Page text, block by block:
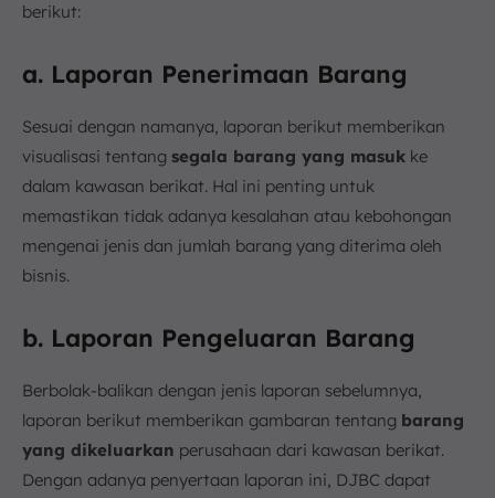
berikut:
a. Laporan Penerimaan Barang
Sesuai dengan namanya, laporan berikut memberikan
visualisasi tentang segala barang yang masuk ke
dalam kawasan berikat. Hal ini penting untuk
memastikan tidak adanya kesalahan atau kebohongan
mengenai jenis dan jumlah barang yang diterima oleh
bisnis.
b. Laporan Pengeluaran Barang
Berbolak-balikan dengan jenis laporan sebelumnya,
laporan berikut memberikan gambaran tentang barang
yang dikeluarkan perusahaan dari kawasan berikat.
Dengan adanya penyertaan laporan ini, DJBC dapat